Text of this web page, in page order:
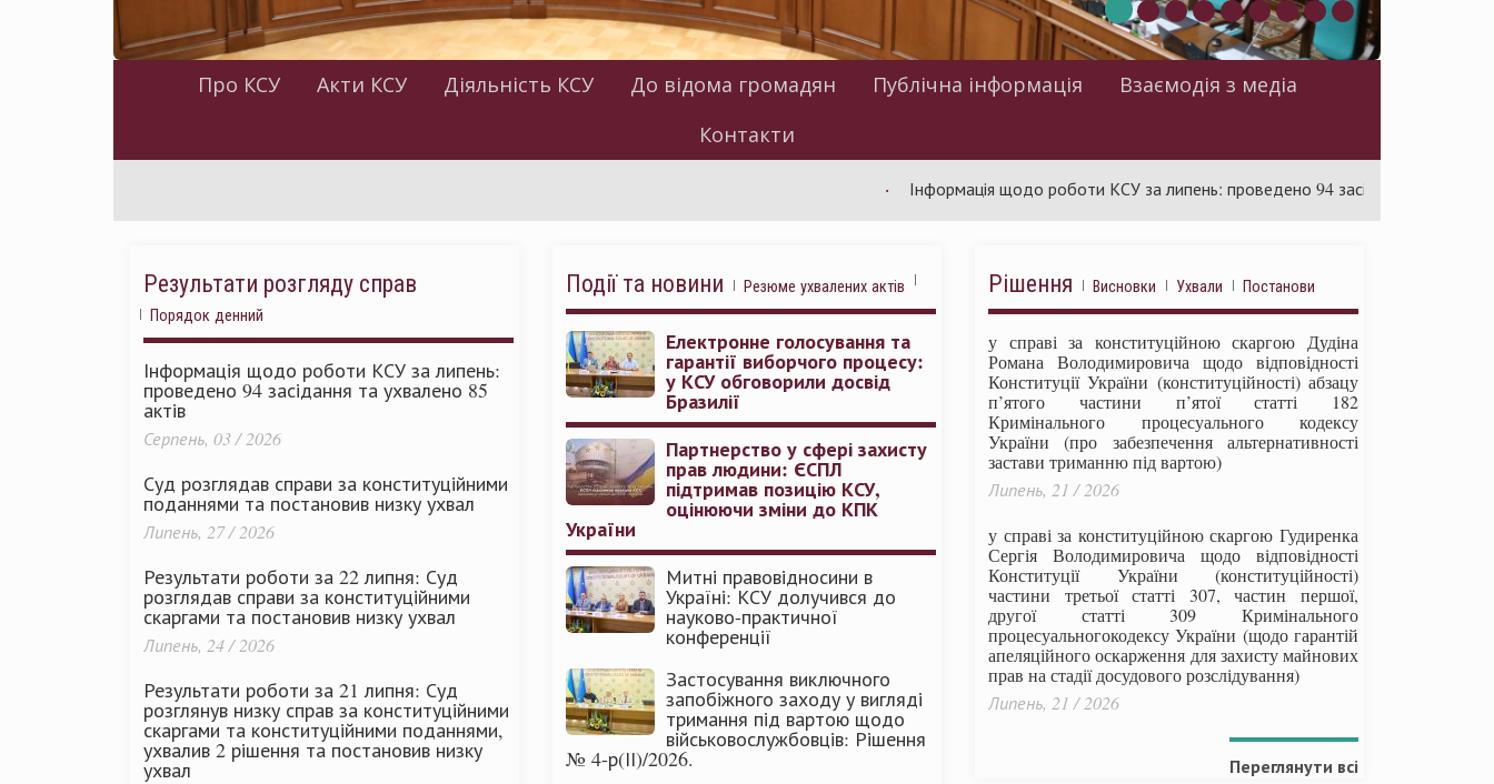
Про КСУ Акти КСУ Діяльність КСУ До відома громадян Публічна інформація
Взаємодія з медіа
Контакти
Інформація щодо роботи КСУ за липень: проведено 94 засідання та ухвалено 85
Результати розгляду справ
Порядок денний
Інформація щодо роботи КСУ за липень:
проведено 94 засідання та ухвалено 85
актів
Серпень, 03 / 2026
Суд розглядав справи за конституційними
поданнями та постановив низку ухвал
Липень, 27 / 2026
Результати роботи за 22 липня: Суд
розглядав справи за конституційними
скаргами та постановив низку ухвал
Липень, 24 / 2026
Результати роботи за 21 липня: Суд
розглянув низку справ за конституційними
скаргами та конституційними поданнями,
ухвалив 2 рішення та постановив низку
ухвал
Події та новини Резюме ухвалених актів
Електронне голосування та
гарантії виборчого процесу:
у КСУ обговорили досвід
Бразилії
Партнерство у сфері захисту
прав людини: ЄСПЛ
підтримав позицію КСУ,
оцінюючи зміни до КПК
України
Митні правовідносини в
Україні: КСУ долучився до
науково-практичної
конференції
Застосування виключного
запобіжного заходу у вигляді
тримання під вартою щодо
військовослужбовців: Рішення
№ 4-р(ІІ)/2026.
Рішення Висновки Ухвали Постанови
у справі за конституційною скаргою Дудіна
Романа Володимировича щодо відповідності
Конституції України (конституційності) абзацу
п’ятого частини п’ятої статті 182
Кримінального процесуального кодексу
України (про забезпечення альтернативності
застави триманню під вартою)
Липень, 21 / 2026
у справі за конституційною скаргою Гудиренка
Сергія Володимировича щодо відповідності
Конституції України (конституційності)
частини третьої статті 307, частин першої,
другої статті 309 Кримінального
процесуальногокодексу України (щодо гарантій
апеляційного оскарження для захисту майнових
прав на стадії досудового розслідування)
Липень, 21 / 2026
Переглянути всі